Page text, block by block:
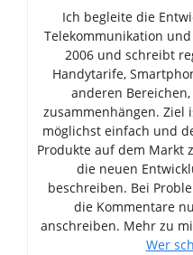
Ich begleite die
Telekommunikation
2006 und schreibt
Handytarife,
anderen
zusammenhängen. Ziel
möglichst einfach und
Produkte auf dem Markt
die neuen
beschreiben. Bei
die Kommentare
anschreiben. Mehr zu
Wer